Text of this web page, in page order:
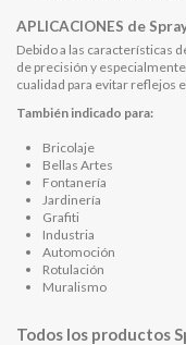
APLICACIONES de
Debido a las características
de precisión y
cualidad para evitar reflejos
También indicado para:
Bricolaje
Bellas Artes
Fontanería
Jardinería
Grafiti
Industria
Automoción
Rotulación
Muralismo
Todos los productos